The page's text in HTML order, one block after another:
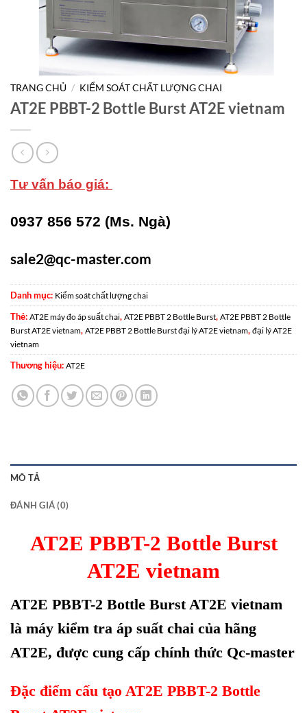
TRANG CHỦ / KIỂM SOÁT CHẤT LƯỢNG CHAI
AT2E PBBT-2 Bottle Burst AT2E vietnam
Tư vấn báo giá:
0937 856 572 (Ms. Ngà)
sale2@qc-master.com
Danh mục: Kiểm soát chất lượng chai
Thẻ: AT2E máy đo áp suất chai, AT2E PBBT 2 Bottle Burst, AT2E PBBT 2 Bottle
Burst AT2E vietnam, AT2E PBBT 2 Bottle Burst đại lý AT2E vietnam, đại lý AT2E
vietnam
Thương hiệu: AT2E
MÔ TẢ
ĐÁNH GIÁ (0)
AT2E PBBT-2 Bottle Burst
AT2E vietnam
AT2E PBBT-2 Bottle Burst AT2E vietnam
là máy kiểm tra áp suất chai của hãng
AT2E, được cung cấp chính thức Qc-master
Đặc điểm cấu tạo AT2E PBBT-2 Bottle